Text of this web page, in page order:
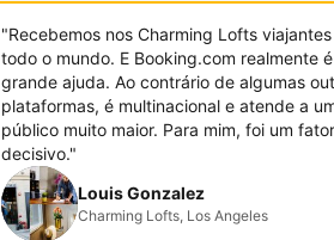
"Recebemos nos Charming Lofts
todo o mundo. E Booking.com realmente
grande ajuda. Ao contrário de algumas
plataformas, é multinacional e atende a
público muito maior. Para mim, foi um fator
decisivo."
Louis Gonzalez
Charming Lofts, Los Angeles